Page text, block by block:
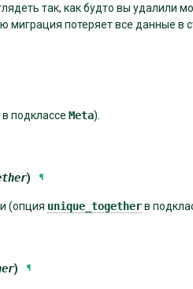
так, как будто вы удалили
потеряет все данные в
в подклассе Meta).
) ¶
(опция unique_togetherв
) ¶